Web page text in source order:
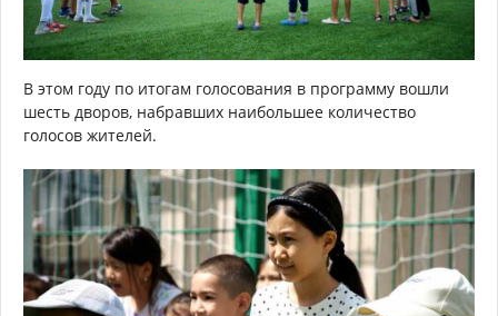
В этом году по итогам голосования в программу вошли
шесть дворов, набравших наибольшее количество
голосов жителей.